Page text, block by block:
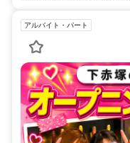
アルバイト・パート